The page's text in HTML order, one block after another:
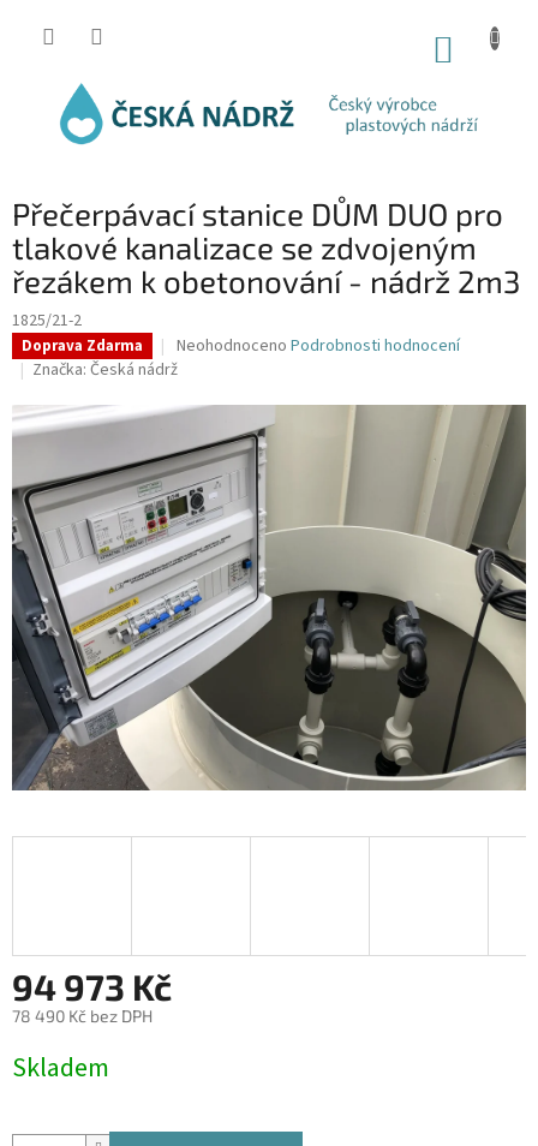
Přečerpávací stanice DŮM DUO pro
tlakové kanalizace se zdvojeným
řezákem k obetonování - nádrž 2m3
1825/21-2
Doprava Zdarma
Průměrné
hodnocení
je
z
5
hvězdiček.
Neohodnoceno Podrobnosti hodnocení
Značka: Česká nádrž
94 973 Kč
78 490 Kč bez DPH
cena:
Skladem